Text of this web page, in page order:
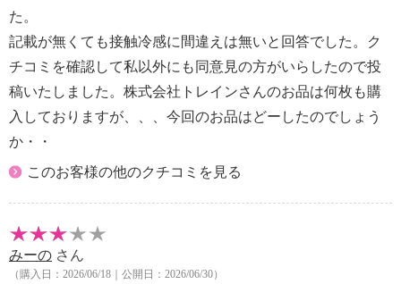
た。
記載が無くても接触冷感に間違えは無いと回答でした。ク
チコミを確認して私以外にも同意見の方がいらしたので投
稿いたしました。株式会社トレインさんのお品は何枚も購
入しておりますが、、、今回のお品はどーしたのでしょう
か・・
このお客様の他のクチコミを見る
みーの さん
（購入日：2026/06/18｜公開日：2026/06/30）